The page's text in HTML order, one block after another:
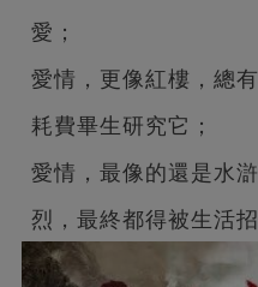
愛；
愛情，更像紅樓，總
耗費畢生研究它；
愛情，最像的還是水
烈，最終都得被生活招